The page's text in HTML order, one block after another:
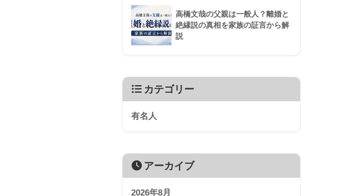
高橋文哉の父親は一般人？離婚と
絶縁説の真相を家族の証言から解
説
カテゴリー
有名人
アーカイブ
2026年8月